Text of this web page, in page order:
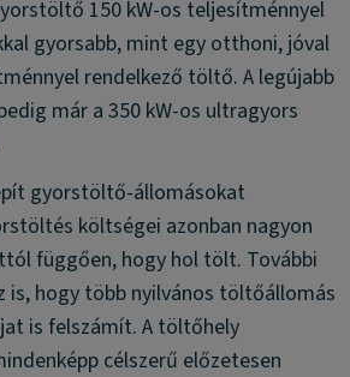
150 kW-os teljesítménnyel
gyorsabb, mint egy otthoni, jóval
rendelkező töltő. A legújabb
már a 350 kW-os ultragyors
gyorstöltő-állomásokat
költségei azonban nagyon
függően, hogy hol tölt. További
is, hogy több nyilvános töltőállomás
is felszámít. A töltőhely
célszerű előzetesen